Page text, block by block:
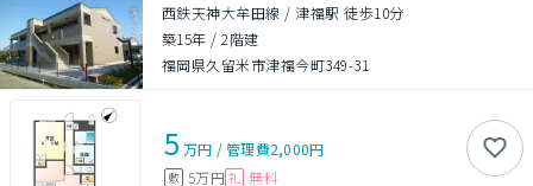
西鉄天神大牟田線 / 津福駅 徒歩10分
築15年 /2階建
福岡県久留米市津福今町349-31
5 万円 /管理費2,000円
敷 5万円 礼 無料